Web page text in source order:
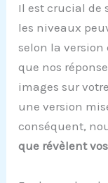
Il est crucial de
les niveaux
selon la version
que nos
images sur
une version
conséquent,
que révèlent